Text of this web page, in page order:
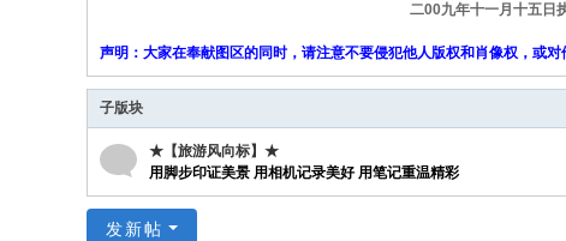
二00九年十一月十五日
声明：大家在奉献图区的同时，请注意不要侵犯他人版权和肖像权，或
子版块
★【旅游风向标】★
用脚步印证美景 用相机记录美好 用笔记重温精彩
发新帖